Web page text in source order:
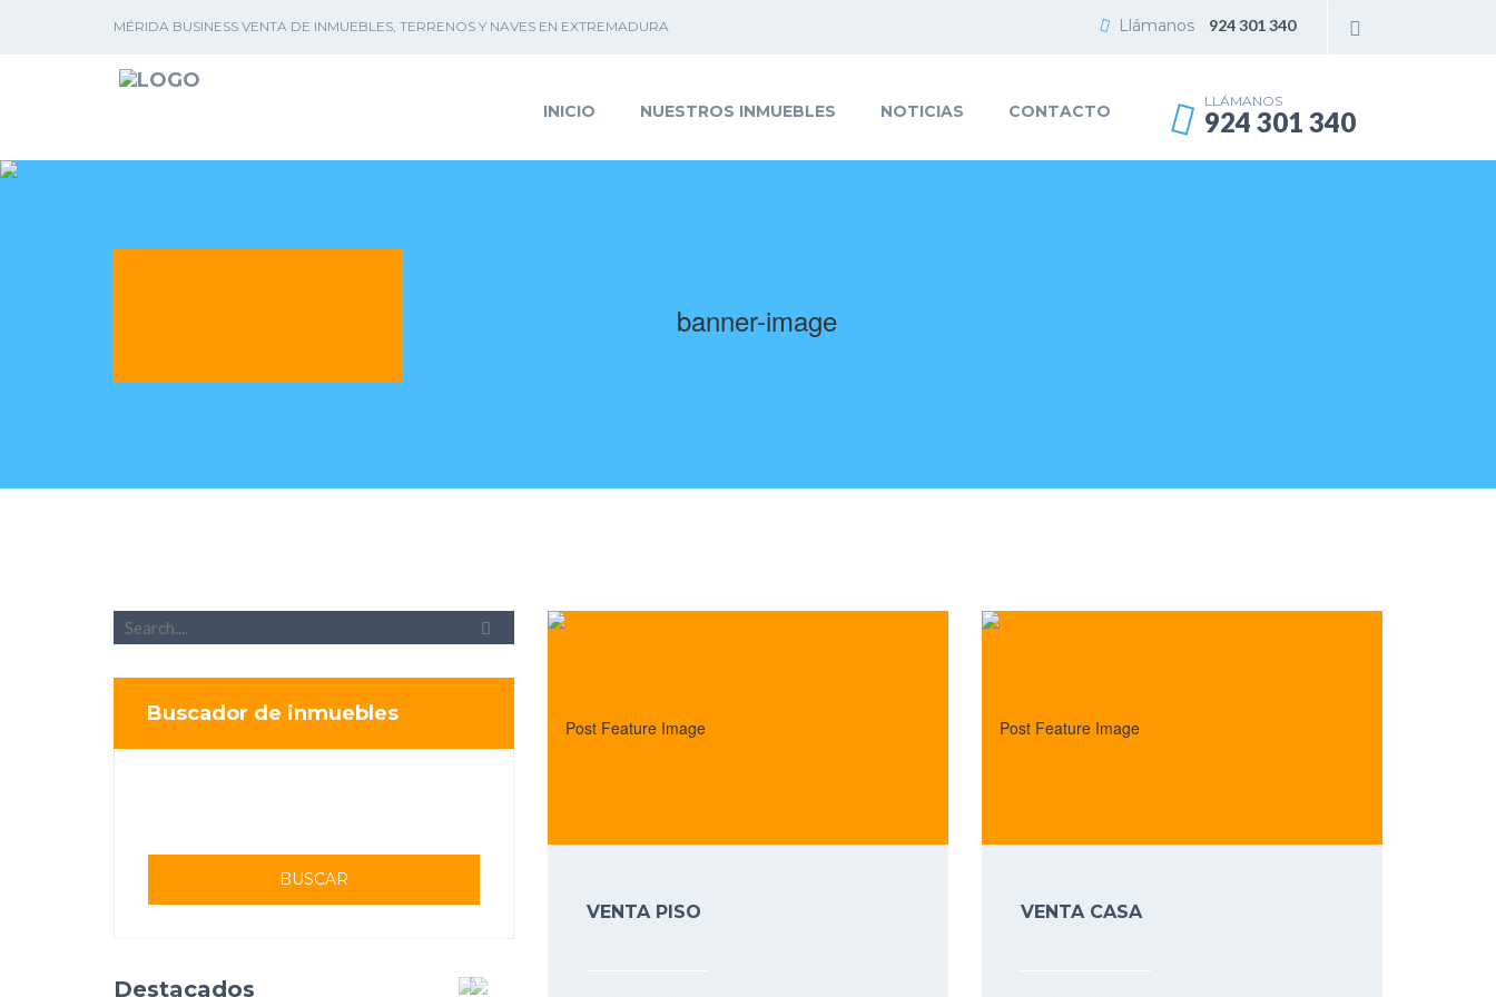
MÉRIDA BUSINESS VENTA DE INMUEBLES, TERRENOS Y NAVES EN EXTREMADURA Llámanos 924 301 340
INICIO NUESTROS INMUEBLES NOTICIAS CONTACTO
LLÁMANOS
924 301 340
Buscador de inmuebles
BUSCAR
Destacados
VENTA PISO VENTA CASA